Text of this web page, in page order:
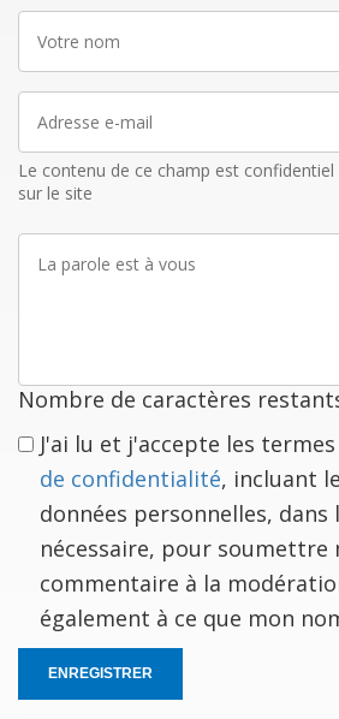
nom
mail
Le contenu de ce champ est confidentiel
sur le site
parole
Nombre de caractères
J'ai lu et j'accepte les
de confidentialité, incluant
données personnelles, dans
nécessaire, pour soumettre
commentaire à la
également à ce que mon
ENREGISTRER